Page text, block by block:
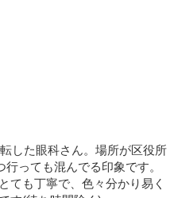
した眼科さん。場所が区役所
っても混んでる印象です。
ても丁寧で、色々分かり易く